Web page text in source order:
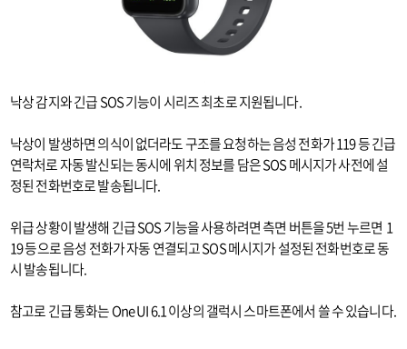
낙상 감지와 긴급 SOS 기능이 시리즈 최초로 지원됩니다.
낙상이 발생하면 의식이 없더라도 구조를 요청하는 음성 전화가 119 등 긴급
연락처로 자동 발신되는 동시에 위치 정보를 담은 SOS 메시지가 사전에 설
정된 전화번호로 발송됩니다.
위급 상황이 발생해 긴급 SOS 기능을 사용하려면 측면 버튼을 5번 누르면 1
19 등으로 음성 전화가 자동 연결되고 SOS 메시지가 설정된 전화번호로 동
시 발송됩니다.
참고로 긴급 통화는 One UI 6.1 이상의 갤럭시 스마트폰에서 쓸 수 있습니다.